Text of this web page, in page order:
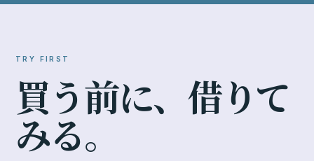
TRY FIRST
買う前に、 借りて
みる。